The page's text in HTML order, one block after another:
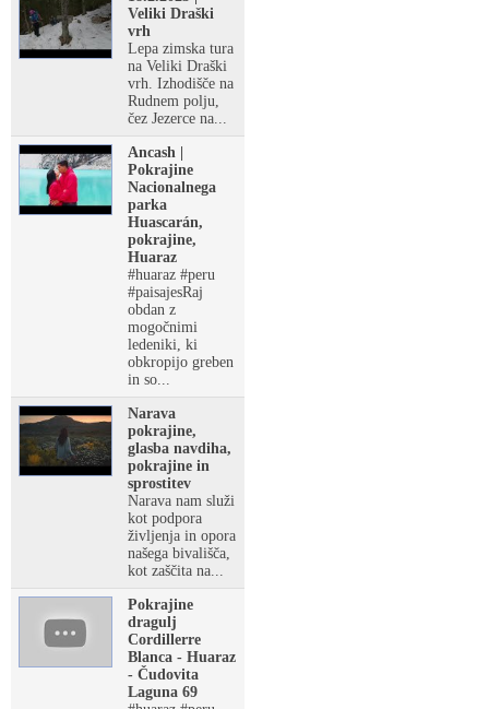
Veliki Draški
vrh
Lepa zimska tura
na Veliki Draški
vrh. Izhodišče na
Rudnem polju,
čez Jezerce na...
Ancash |
Pokrajine
Nacionalnega
parka
Huascarán,
pokrajine,
Huaraz
#huaraz #peru
#paisajesRaj
obdan z
mogočnimi
ledeniki, ki
obkropijo greben
in so...
Narava
pokrajine,
glasba navdiha,
pokrajine in
sprostitev
Narava nam služi
kot podpora
življenja in opora
našega bivališča,
kot zaščita na...
Pokrajine
dragulj
Cordillerre
Blanca - Huaraz
- Čudovita
Laguna 69